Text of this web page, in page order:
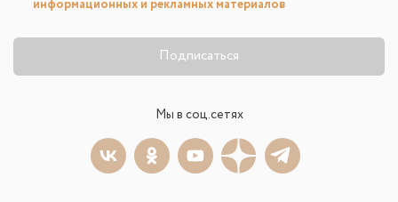
Подписаться
информационных и рекламных материалов
Мы в соц.сетях